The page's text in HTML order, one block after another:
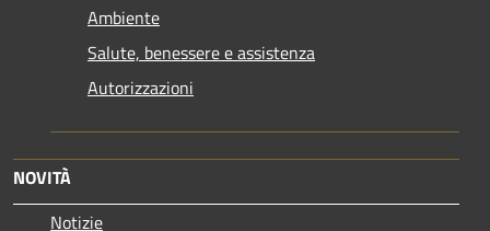
Ambiente
Salute, benessere e assistenza
Autorizzazioni
NOVITÀ
Notizie